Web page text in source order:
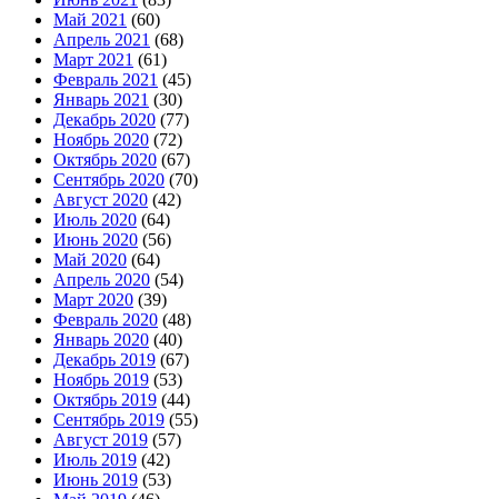
Май 2021 (60)
Апрель 2021 (68)
Март 2021 (61)
Февраль 2021 (45)
Январь 2021 (30)
Декабрь 2020 (77)
Ноябрь 2020 (72)
Октябрь 2020 (67)
Сентябрь 2020 (70)
Август 2020 (42)
Июль 2020 (64)
Июнь 2020 (56)
Май 2020 (64)
Апрель 2020 (54)
Март 2020 (39)
Февраль 2020 (48)
Январь 2020 (40)
Декабрь 2019 (67)
Ноябрь 2019 (53)
Октябрь 2019 (44)
Сентябрь 2019 (55)
Август 2019 (57)
Июль 2019 (42)
Июнь 2019 (53)